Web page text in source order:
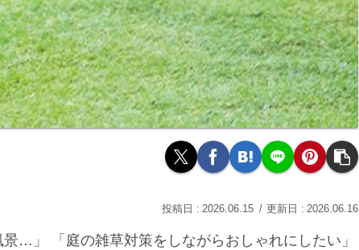
2026.06.15 2026.06.16
…」 「庭の雑草対策をしながらおしゃれにしたい」